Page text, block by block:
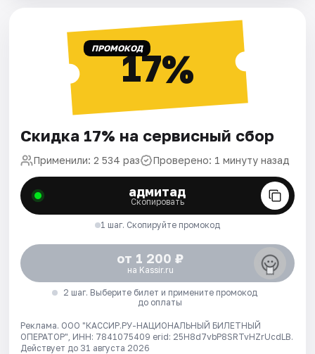
ПРОМОКОД17%
Скидка 17% на сервисный сбор
Применили: 2 534 раз Проверено: 1 минуту назад
адмитад
Скопировать
1 шаг. Скопируйте промокод
от 1 200 ₽
на Kassir.ru
2 шаг. Выберите билет и примените промокод
до оплаты
Реклама. ООО "КАССИР.РУ-НАЦИОНАЛЬНЫЙ БИЛЕТНЫЙ
ОПЕРАТОР", ИНН: 7841075409 erid: 25H8d7vbP8SRTvHZrUcdLB.
Действует до 31 августа 2026